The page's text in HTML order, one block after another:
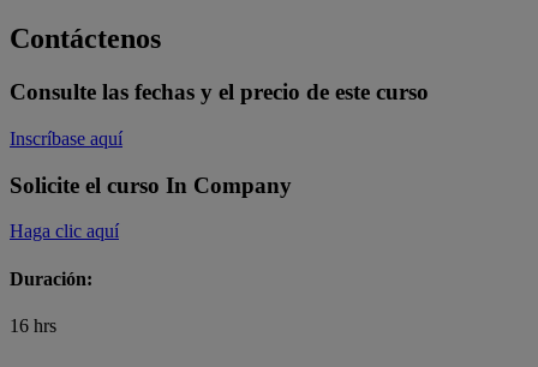
Contáctenos
Consulte las fechas y el precio de este curso
Inscríbase aquí
Solicite el curso In Company
Haga clic aquí
Duración:
16 hrs